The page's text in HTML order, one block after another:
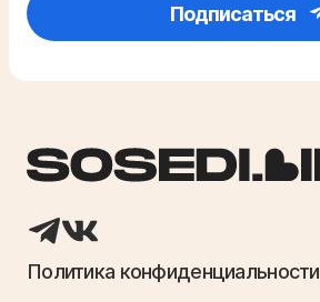
Подписаться
Политика конфиденциальности